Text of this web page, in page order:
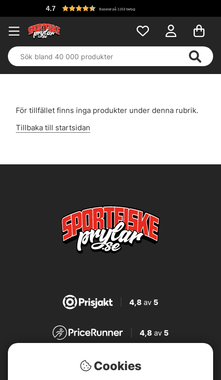
4.7 Baserat på 1153 betyg
För tillfället finns inga produkter under denna rubrik.
Tillbaka till startsidan
4,8av 5
4,8 av 5
4,7
Cookies